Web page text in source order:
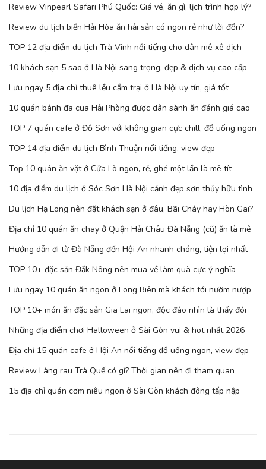
Review Vinpearl Safari Phú Quốc: Giá vé, ăn gì, lịch trình hợp lý?
Review du lịch biển Hải Hòa ăn hải sản có ngon rẻ như lời đồn?
TOP 12 địa điểm du lịch Trà Vinh nổi tiếng cho dân mê xê dịch
10 khách sạn 5 sao ở Hà Nội sang trọng, đẹp & dịch vụ cao cấp
Lưu ngay 5 địa chỉ thuê lều cắm trại ở Hà Nội uy tín, giá tốt
10 quán bánh đa cua Hải Phòng được dân sành ăn đánh giá cao
TOP 7 quán cafe ở Đồ Sơn với không gian cực chill, đồ uống ngon
TOP 14 địa điểm du lịch Bình Thuận nổi tiếng, view đẹp
Top 10 quán ăn vặt ở Cửa Lò ngon, rẻ, ghé một lần là mê tít
10 địa điểm du lịch ở Sóc Sơn Hà Nội cảnh đẹp sơn thủy hữu tình
Du lịch Hạ Long nên đặt khách sạn ở đâu, Bãi Cháy hay Hòn Gai?
Địa chỉ 10 quán ăn chay ở Quận Hải Châu Đà Nẵng (cũ) ăn là mê
Hướng dẫn đi từ Đà Nẵng đến Hội An nhanh chóng, tiện lợi nhất
TOP 10+ đặc sản Đắk Nông nên mua về làm quà cực ý nghĩa
Lưu ngay 10 quán ăn ngon ở Long Biên mà khách tới nườm nượp
TOP 10+ món ăn đặc sản Gia Lai ngon, độc đáo nhìn là thấy đói
Những địa điểm chơi Halloween ở Sài Gòn vui & hot nhất 2026
Địa chỉ 15 quán cafe ở Hội An nổi tiếng đồ uống ngon, view đẹp
Review Làng rau Trà Quế có gì? Thời gian nên đi tham quan
15 địa chỉ quán cơm niêu ngon ở Sài Gòn khách đông tấp nập